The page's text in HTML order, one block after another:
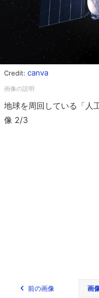
Credit: canva
地球を周回している「人
像 2/3
前の画像 画